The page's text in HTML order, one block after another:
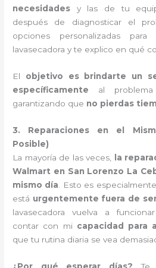
necesidades y las de tu
después de diagnosticar el
opciones personalizadas
lavasecadora y te explico en qué
El objetivo es brindarte un
específicamente al problema
garantizando que no pierdas
3. Reparaciones en el
Posible)
La mayoría de las veces,
la
Walmart en San Lorenzo La
mismo día . Esto es
está urgentemente fuera de
lavasecadora vuelva a
contar con mi capacidad para
que tu rutina diaria se vea